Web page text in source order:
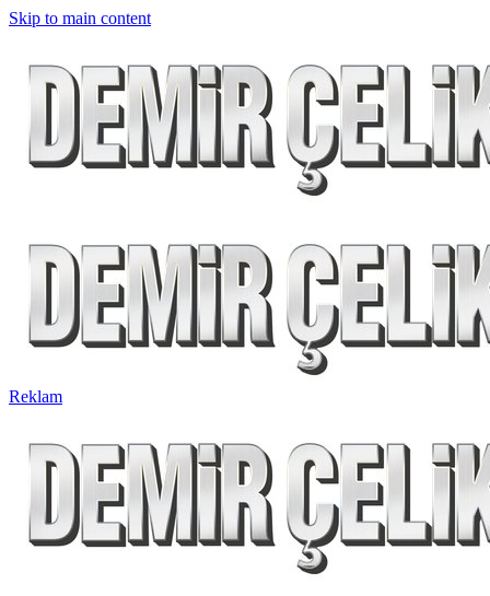
Skip to main content
Reklam